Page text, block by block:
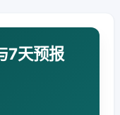
7天预报